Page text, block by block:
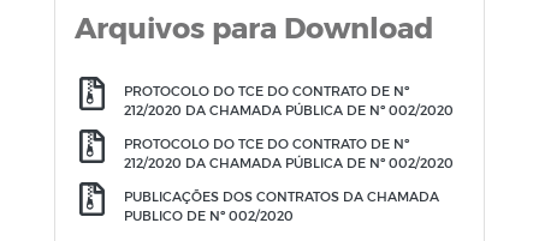
Arquivos para Download
PROTOCOLO DO TCE DO CONTRATO DE Nº
212/2020 DA CHAMADA PÚBLICA DE Nº 002/2020
PROTOCOLO DO TCE DO CONTRATO DE Nº
212/2020 DA CHAMADA PÚBLICA DE Nº 002/2020
PUBLICAÇÕES DOS CONTRATOS DA CHAMADA
PUBLICO DE Nº 002/2020